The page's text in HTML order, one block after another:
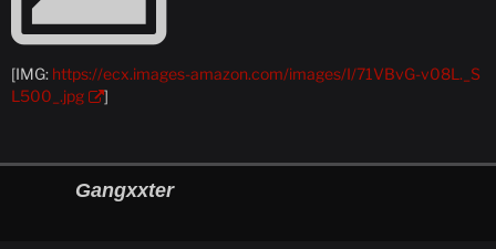
[IMG: https://ecx.images-amazon.com/images/I/71VBvG-v08L._S
L500_.jpg
]
Gangxxter